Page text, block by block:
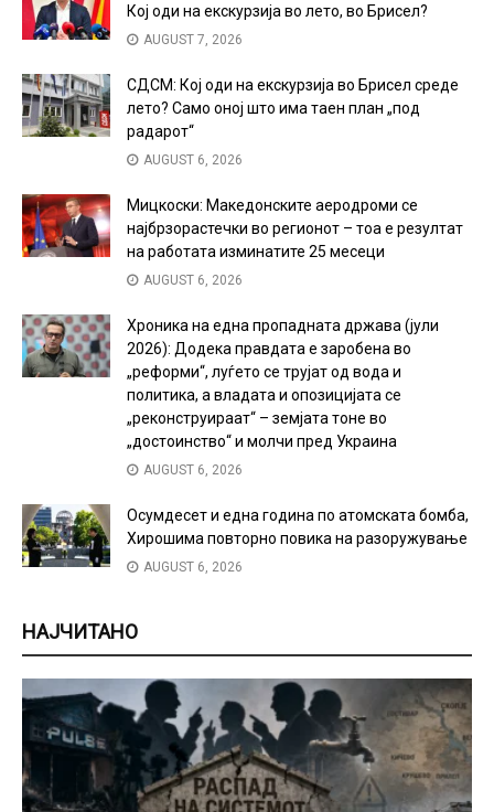
Кој оди на екскурзија во лето, во Брисел?
AUGUST 7, 2026
СДСМ: Кој оди на екскурзија во Брисел среде
лето? Само оној што има таен план „под
радарот“
AUGUST 6, 2026
Мицкоски: Македонските аеродроми се
најбрзорастечки во регионот – тоа е резултат
на работата изминатите 25 месеци
AUGUST 6, 2026
Хроника на една пропадната држава (јули
2026): Додека правдата е заробена во
„реформи“, луѓето се трујат од вода и
политика, а владата и опозицијата се
„реконструираат“ – земјата тоне во
„достоинство“ и молчи пред Украина
AUGUST 6, 2026
Осумдесет и една година по атомската бомба,
Хирошима повторно повика на разоружување
AUGUST 6, 2026
НАЈЧИТАНО